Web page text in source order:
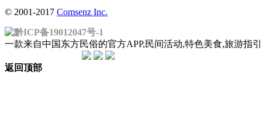
© 2001-2017 Comsenz Inc.
黔ICP备19012047号-1
一款来自中国东方民俗的官方APP,民间活动,特色美食,旅游
返回顶部